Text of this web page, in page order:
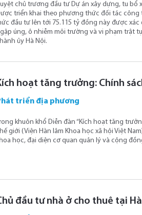
chủ trương đầu tư Dự án xây dựng, tu bổ
triển khai theo phương thức đối tác công
đầu tư lên tới 75.115 tỷ đồng này được
úng, ô nhiễm môi trường và vi phạm trật
ủy Hà Nội.
hoạt tăng trưởng: Chính
triển địa phương
khuôn khổ Diễn đàn “Kích hoạt tăng
giới (Viện Hàn lâm Khoa học xã hội Việt
học, đại diện cơ quan quản lý và cộng
đầu tư nhà ở cho thuê tại